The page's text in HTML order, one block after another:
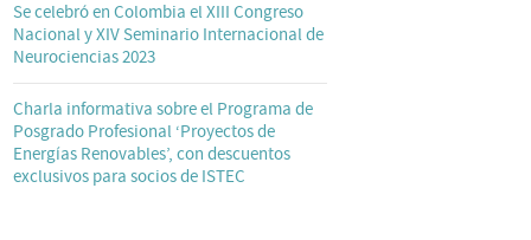
Se celebró en Colombia el XIII Congreso
Nacional y XIV Seminario Internacional de
Neurociencias 2023
Charla informativa sobre el Programa de
Posgrado Profesional ‘Proyectos de
Energías Renovables’, con descuentos
exclusivos para socios de ISTEC